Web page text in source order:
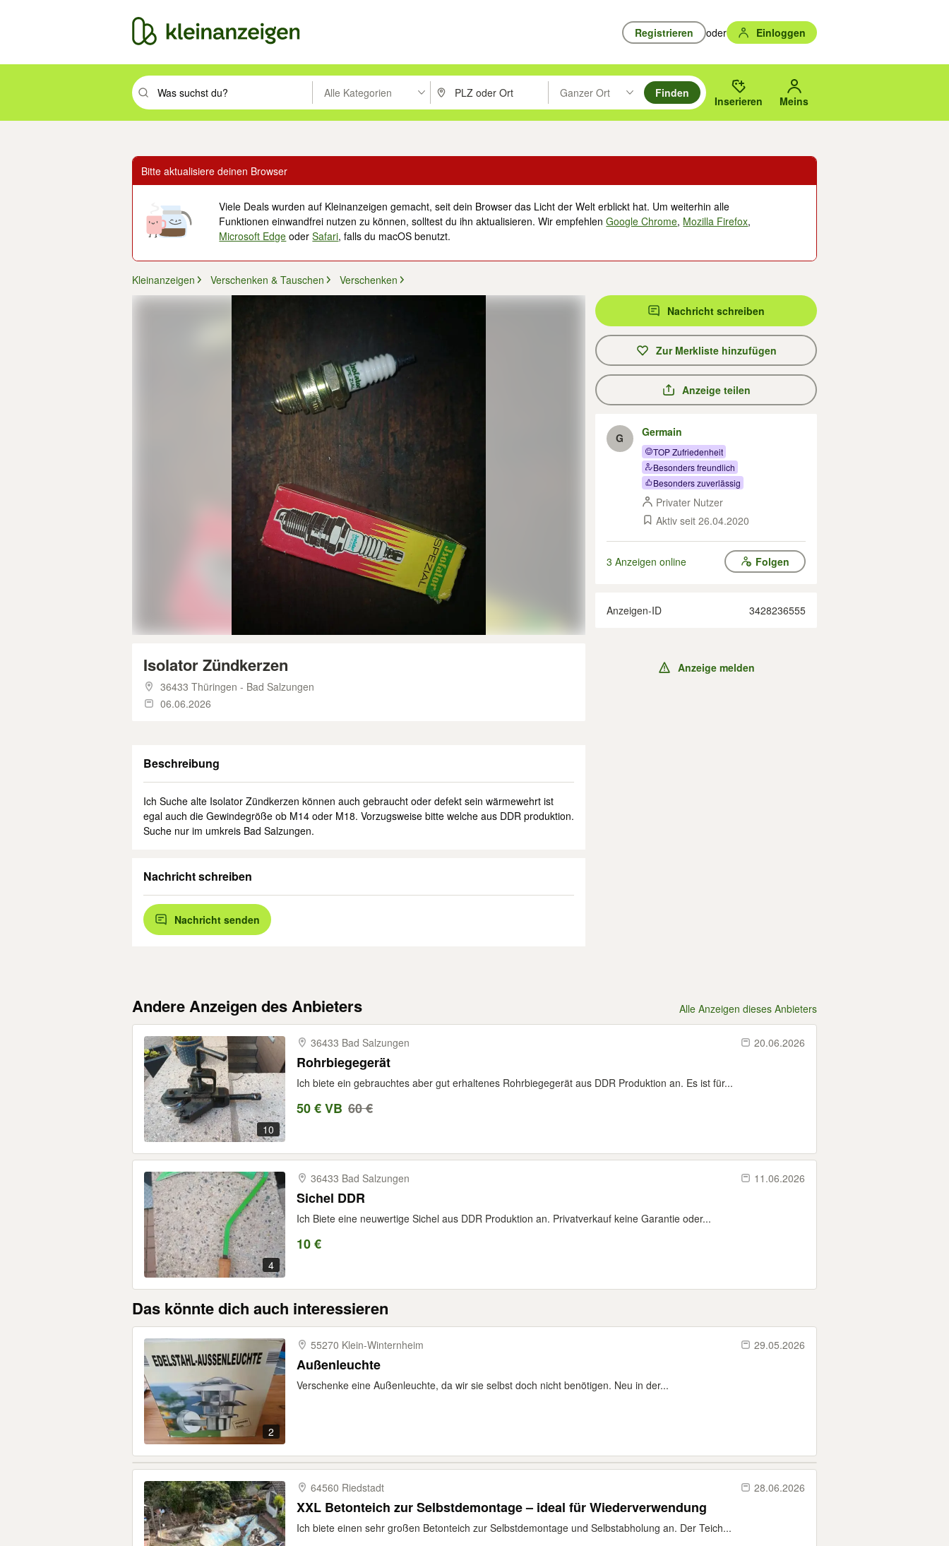
Registrieren oder Einloggen
Suchbegriff eingeben. Eingabetaste drücken um zu suchen, oder Vorschläge mit den Pfeiltasten nach oben/unten durchsuchen und mit Eingabetaste auswählen.
Alle Kategorien PLZ oder Ort eingeben. Eingabetaste drücken um zu suchen, oder Vorschläge mit den Pfeiltasten nach oben/
Ganzer Ort
Suche im Umkreis des gewählten Orts oder PLZ.
Finden
Inserieren Meins
Bitte aktualisiere deinen Browser
Viele Deals wurden auf Kleinanzeigen gemacht, seit dein Browser das Licht der Welt erblickt hat. Um weiterhin alle
Funktionen einwandfrei nutzen zu können, solltest du ihn aktualisieren. Wir empfehlenGoogle Chrome, Mozilla Firefox,
Microsoft Edge oderSafari, falls du macOS benutzt.
Kleinanzeigen Verschenken & Tauschen Verschenken
Isolator Zündkerzen
36433 Thüringen - Bad Salzungen
06.06.2026
Beschreibung
Ich Suche alte Isolator Zündkerzen können auch gebraucht oder defekt sein wärmewehrt ist
egal auch die Gewindegröße ob M14 oder M18. Vorzugsweise bitte welche aus DDR produktion.
Suche nur im umkreis Bad Salzungen.
Nachricht schreiben
Nachricht senden
Nachricht schreiben
Zur Merkliste hinzufügen
Anzeige teilen
G Germain
TOP Zufriedenheit
Besonders freundlich
Besonders zuverlässig
Privater Nutzer
Aktiv seit 26.04.2020
3 Anzeigen online Folgen
Anzeigen-ID 3428236555
Anzeige melden
Andere Anzeigen des Anbieters Alle Anzeigen dieses Anbieters
10
36433 Bad Salzungen 20.06.2026
Rohrbiegegerät
Ich biete ein gebrauchtes aber gut erhaltenes Rohrbiegegerät aus DDR Produktion an. Es ist für...
50 € VB 60 €
4
36433 Bad Salzungen 11.06.2026
Sichel DDR
Ich Biete eine neuwertige Sichel aus DDR Produktion an. Privatverkauf keine Garantie oder...
10 €
Das könnte dich auch interessieren
2
55270 Klein-​Winternheim 29.05.2026
Außenleuchte
Verschenke eine Außenleuchte, da wir sie selbst doch nicht benötigen. Neu in der...
64560 Riedstadt 28.06.2026
XXL Betonteich zur Selbstdemontage – ideal für Wiederverwendung
Ich biete einen sehr großen Betonteich zur Selbstdemontage und Selbstabholung an. Der Teich...